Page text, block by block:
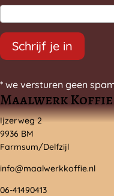
Schrijf je in
* we versturen geen
Maalwerk Koffie
Ijzerweg 2
9936 BM
Farmsum/Delfzijl
info@maalwerkkoffie.nl
06-41490413